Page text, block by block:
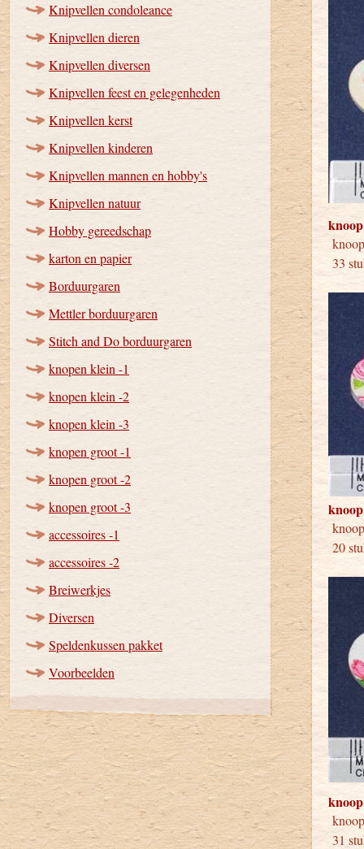
Knipvellen condoleance
Knipvellen dieren
Knipvellen diversen
Knipvellen feest en gelegenheden
Knipvellen kerst
Knipvellen kinderen
Knipvellen mannen en hobby's
Knipvellen natuur
Hobby gereedschap
karton en papier
Borduurgaren
Mettler borduurgaren
Stitch and Do borduurgaren
knopen klein -1
knopen klein -2
knopen klein -3
knopen groot -1
knopen groot -2
knopen groot -3
accessoires -1
accessoires -2
Breiwerkjes
Diversen
Speldenkussen pakket
Voorbeelden
33
20
31